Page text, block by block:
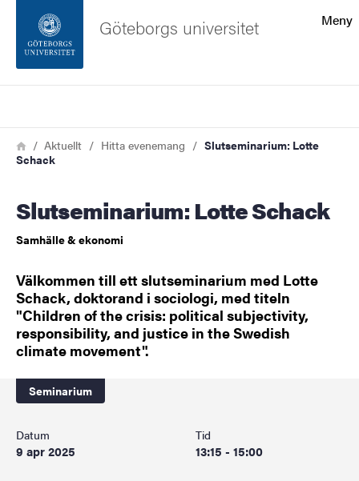
Sidfoten
Om webbplatsen
Meny
Göteborgs universitet
Länkstig
HemAktuellt Hitta evenemang
Slutseminarium: Lotte
Schack
Slutseminarium: Lotte Schack
Samhälle & ekonomi
Välkommen till ett slutseminarium med Lotte
Schack, doktorand i sociologi, med titeln
"Children of the crisis: political subjectivity,
responsibility, and justice in the Swedish
climate movement".
Seminarium
Datum
9 apr 2025
Tid
13:15 - 15:00